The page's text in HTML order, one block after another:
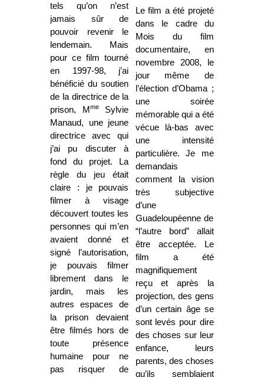
tels qu’on n’est
jamais sûr de
pouvoir revenir le
lendemain. Mais
pour ce film tourné
en 1997-98, j’ai
bénéficié du soutien
de la directrice de la
prison, M meSylvie
Manaud, une jeune
directrice avec qui
j’ai pu discuter à
fond du projet. La
règle du jeu était
claire : je pouvais
filmer à visage
découvert toutes les
personnes qui m’en
avaient donné et
signé l’autorisation,
je pouvais filmer
librement dans le
jardin, mais les
autres espaces de
la prison devaient
être filmés hors de
toute présence
humaine pour ne
pas risquer de
Le film a été projeté
dans le cadre du
Mois du film
documentaire, en
novembre 2008, le
jour même de
l’élection d’Obama ;
une soirée
mémorable qui a été
vécue là-bas avec
une intensité
particulière. Je me
demandais
comment la vision
très subjective
d’une
Guadeloupéenne de
“l’autre bord” allait
être acceptée. Le
film a été
magnifiquement
reçu et après la
projection, des gens
d’un certain âge se
sont levés pour dire
des choses sur leur
enfance, leurs
parents, des choses
qu’ils semblaient